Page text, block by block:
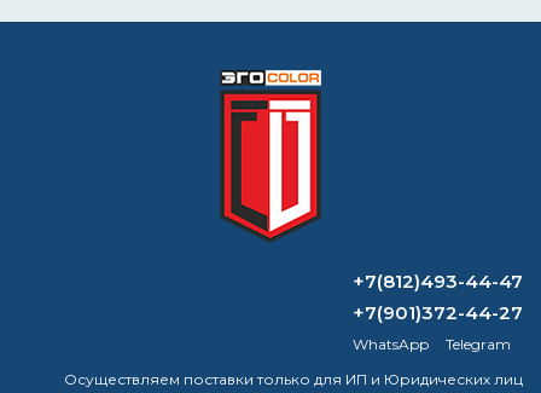
Формируем заказ и отправляем транспортной
компанией
ВОПРОС-ОТВЕТ
преобразователь ржавчины?
Можно ли клеить обои на жидкую
+7(812)493-44-47
+7(901)372-44-27
WhatsApp
Telegram
Осуществляем поставки только для ИП и Юридических лиц